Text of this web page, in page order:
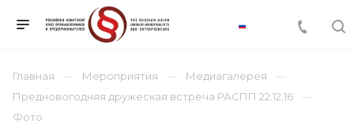
Главная Мероприятия
Медиагалерея
Предновогодняя дружеская встреча РАСПП 22.12.16
Фото